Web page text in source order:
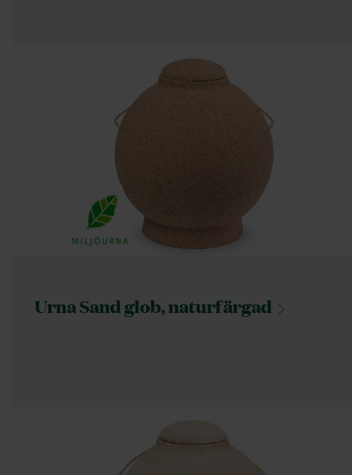
Urna Sand glob,naturfärgad